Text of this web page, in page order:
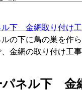
ル下 金網取り付け
の下に鳥の巣を作
金網の取り付け工
パネル下 金